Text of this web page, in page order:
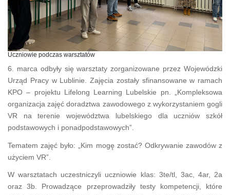
Uczniowie podczas warsztatów
6. marca odbyły się warsztaty zorganizowane przez Wojewódzki
Urząd Pracy w Lublinie. Zajęcia zostały sfinansowane w ramach
KPO – projektu Lifelong Learning Lubelskie pn. „Kompleksowa
organizacja zajęć doradztwa zawodowego z wykorzystaniem gogli
VR na terenie województwa lubelskiego dla uczniów szkół
podstawowych i ponadpodstawowych”.
Tematem zajęć było: „Kim mogę zostać? Odkrywanie zawodów z
użyciem VR”.
W warsztatach uczestniczyli uczniowie klas: 3te/tl, 3ac, 4ar, 2a
oraz 3b. Prowadzące przeprowadziły testy kompetencji, które